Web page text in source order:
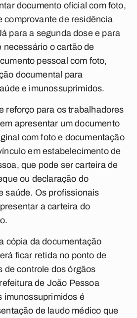
documento oficial com foto,
comprovante de residência
para a segunda dose e para
necessário o cartão de
pessoal com foto,
documental para
e imunossuprimidos.
reforço para os trabalhadores
apresentar um documento
com foto e documentação
em estabelecimento de
que pode ser carteira de
ou declaração do
saúde. Os profissionais
a carteira do
cópia da documentação
ficar retida no ponto de
de controle dos órgãos
de João Pessoa
imunossuprimidos é
de laudo médico que